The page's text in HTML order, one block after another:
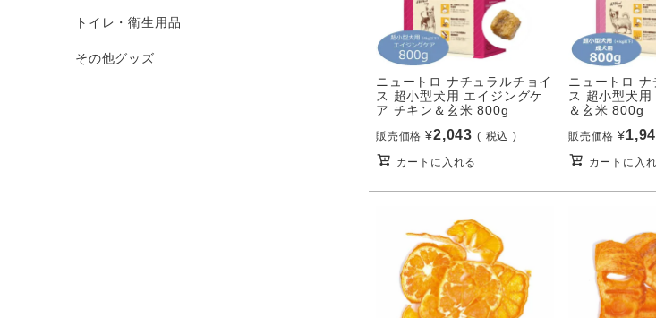
トイレ・衛生用品
その他グッズ
ニュートロ ナチュラルチョイ
ス 超小型犬用 エイジングケ
ア チキン＆玄米 800g
販売価格 ¥2,043 税込
カートに入れる
ニュートロ ナ
ス 超小型犬用
＆玄米 800g
販売価格 ¥
カートに入